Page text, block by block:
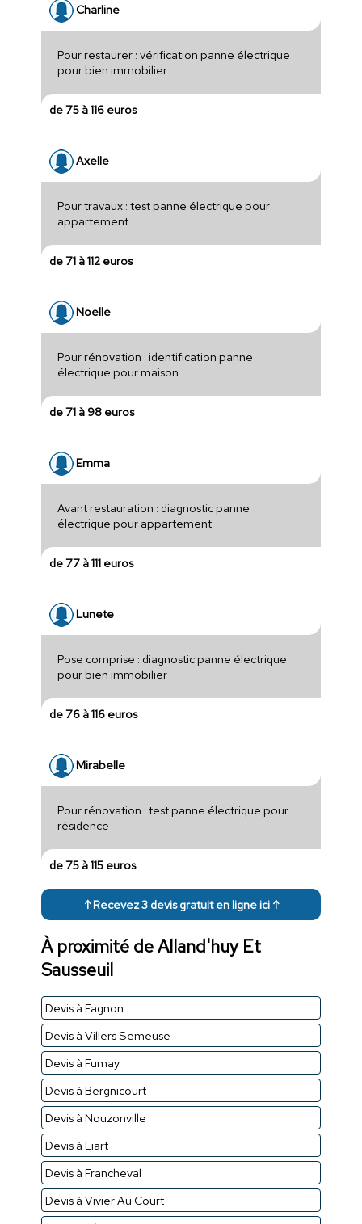
Charline
Pour restaurer : vérification panne électrique
pour bien immobilier
de 75 à 116 euros
Axelle
Pour travaux : test panne électrique pour
appartement
de 71 à 112 euros
Noelle
Pour rénovation : identification panne
électrique pour maison
de 71 à 98 euros
Emma
Avant restauration : diagnostic panne
électrique pour appartement
de 77 à 111 euros
Lunete
Pose comprise : diagnostic panne électrique
pour bien immobilier
de 76 à 116 euros
Mirabelle
Pour rénovation : test panne électrique pour
résidence
de 75 à 115 euros
↑ Recevez 3 devis gratuit en ligne ici ↑
À proximité de Alland'huy Et
Sausseuil
Devis à Fagnon
Devis à Villers Semeuse
Devis à Fumay
Devis à Bergnicourt
Devis à Nouzonville
Devis à Liart
Devis à Francheval
Devis à Vivier Au Court